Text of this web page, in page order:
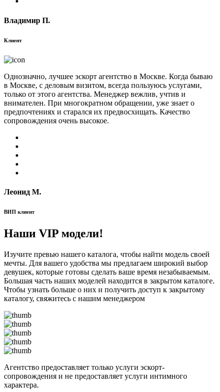
Владимир П.
Клиент
Однозначно, лучшее эскорт агентство в Москве. Когда бываю
в Москве, с деловым визитом, всегда пользуюсь услугами,
только от этого агентства. Менеджер вежлив, учтив и
внимателен. При многократном обращении, уже знает о
предпочтениях и старался их предвосхищать. Качество
сопровождения очень высокое.
Леонид М.
ВИП клиент
Наши VIP модели!
Изучите превью нашего каталога, чтобы найти модель своей
мечты. Для вашего удобства мы предлагаем широкий выбор
девушек, которые готовы сделать ваше время незабываемым.
Большая часть наших моделей находится в закрытом каталоге.
Чтобы узнать больше о них и получить доступ к закрытому
каталогу, свяжитесь с нашим менеджером
Агентство предоставляет только услуги эскорт-
сопровождения и не предоставляет услуги интимного
характера.